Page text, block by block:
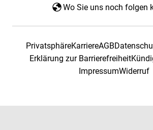
Wo Sie uns noch folgen
PrivatsphäreKarriereAGB
Erklärung zur Barrierefreiheit
ImpressumWiderruf